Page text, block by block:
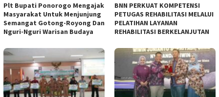
Plt Bupati Ponorogo Mengajak
Masyarakat Untuk Menjunjung
Semangat Gotong-Royong Dan
Nguri-Nguri Warisan Budaya
BNN PERKUAT KOMPETENSI
PETUGAS REHABILITASI MELALUI
PELATIHAN LAYANAN
REHABILITASI BERKELANJUTAN